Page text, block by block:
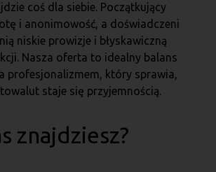
coś dla siebie. Początkujący
i anonimowość, a doświadczeni
niskie prowizje i błyskawiczną
Nasza oferta to idealny balans
profesjonalizmem, który sprawia,
staje się przyjemnością.
znajdziesz?